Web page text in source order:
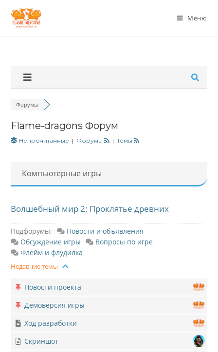
Меню
Форумы
Flame-dragons Форум
Непрочитанные | Форумы | Темы
Компьютерные игры
Волшебный мир 2: Проклятье древних
Подфорумы:
Новости и объявления
Обсуждение игры
Вопросы по игре
Флейм и флудилка
Недавние темы
Новости проекта
Демоверсия игры
Ход разработки
Скриншот